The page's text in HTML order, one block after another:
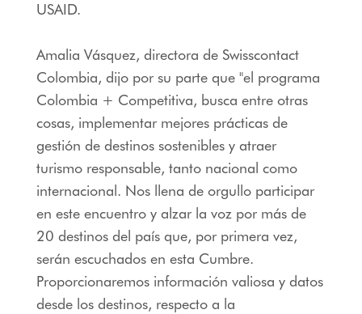
USAID.
Amalia Vásquez, directora de Swisscontact
Colombia, dijo por su parte que "el programa
Colombia + Competitiva, busca entre otras
cosas, implementar mejores prácticas de
gestión de destinos sostenibles y atraer
turismo responsable, tanto nacional como
internacional. Nos llena de orgullo participar
en este encuentro y alzar la voz por más de
20 destinos del país que, por primera vez,
serán escuchados en esta Cumbre.
Proporcionaremos información valiosa y datos
desde los destinos, respecto a la